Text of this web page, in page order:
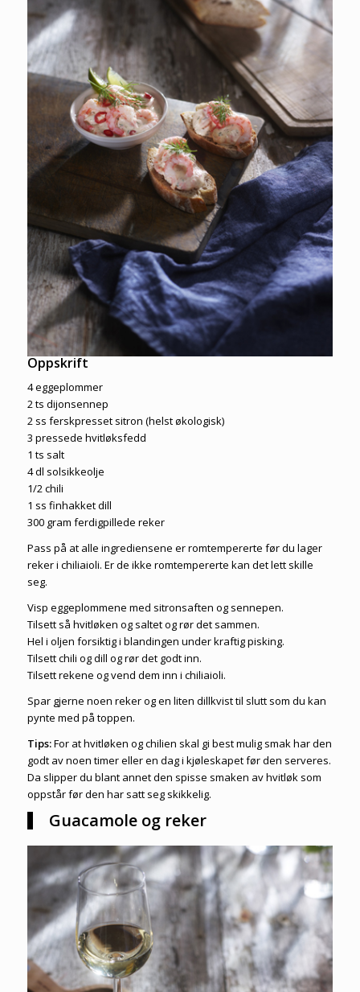
Oppskrift
4 eggeplommer
2 ts dijonsennep
2 ss ferskpresset sitron (helst økologisk)
3 pressede hvitløksfedd
1 ts salt
4 dl solsikkeolje
1/2 chili
1 ss finhakket dill
300 gram ferdigpillede reker
Pass på at alle ingrediensene er romtempererte før du lager
reker i chiliaioli. Er de ikke romtempererte kan det lett skille
seg.
Visp eggeplommene med sitronsaften og sennepen.
Tilsett så hvitløken og saltet og rør det sammen.
Hel i oljen forsiktig i blandingen under kraftig pisking.
Tilsett chili og dill og rør det godt inn.
Tilsett rekene og vend dem inn i chiliaioli.
Spar gjerne noen reker og en liten dillkvist til slutt som du kan
pynte med på toppen.
Tips:For at hvitløken og chilien skal gi best mulig smak har den
godt av noen timer eller en dag i kjøleskapet før den serveres.
Da slipper du blant annet den spisse smaken av hvitløk som
oppstår før den har satt seg skikkelig.
Guacamole og reker